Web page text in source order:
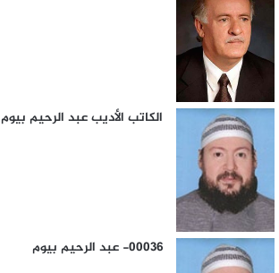
b
م
الكاتب الأديب عبد الرحيم بيوم
00036- عبد الرحيم بيوم